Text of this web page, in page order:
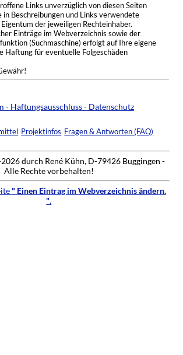
Links unverzüglich von diesen Seiten
in Beschreibungen und Links verwendete
der jeweiligen Rechteinhaber.
Einträge im Webverzeichnis sowie der
(Suchmaschine) erfolgt auf Ihre eigene
Haftung für eventuelle Folgeschäden
- Haftungsausschluss - Datenschutz
Projektinfos Fragen & Antworten (FAQ)
durch René Kühn, D-79426 Buggingen -
Alle Rechte vorbehalten!
" Einen Eintrag im Webverzeichnis ändern.
".